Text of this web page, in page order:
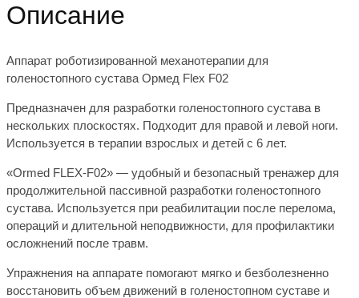
Описание
Аппарат роботизированной механотерапии для
голеностопного сустава Ормед Flex F02
Предназначен для разработки голеностопного сустава в
нескольких плоскостях. Подходит для правой и левой ноги.
Используется в терапии взрослых и детей с 6 лет.
«Ormed FLEX-F02» — удобный и безопасный тренажер для
продолжительной пассивной разработки голеностопного
сустава. Используется при реабилитации после перелома,
операций и длительной неподвижности, для профилактики
осложнений после травм.
Упражнения на аппарате помогают мягко и безболезненно
восстановить объем движений в голеностопном суставе и